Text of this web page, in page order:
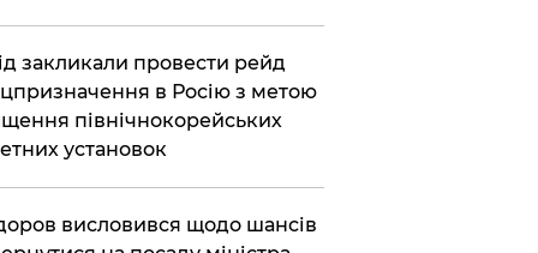
закликали провести рейд
в Росію з метою
північнокорейських
установок
висловився щодо шансів